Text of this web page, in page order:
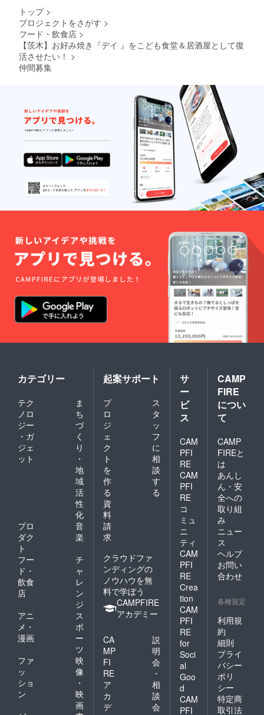
トップ >
プロジェクトをさがす >
フード・飲食店 >
【茨木】お好み焼き『デイ 』をこども食堂＆居酒屋として復
活させたい！ >
仲間募集
カテゴリー
テク
ノロ
ジー
・ガ
ジェ
ット
ま
ち
づ
く
り
・
地
域
活
性
化
プロ
ダク
ト
音
楽
フー
ド・
飲食
店
チ
ャ
レ
ン
ジ
アニ
メ・
漫画
ス
ポ
ー
ツ
ファ
ッ
ショ
ン
映
像
・
映
画
起案サポート
プ
ロ
ジ
ェ
ク
ト
を
作
る
ス
タ
ッ
フ
に
相
談
す
る
資
料
請
求
クラウドファ
ンディングの
ノウハウを無
料で学ぼう
CAMPFIRE
アカデミー
CA
MP
FI
RE
ア
カ
デ
説
明
会
・
相
談
会
サ
ー
ビ
ス
CAM
PFI
RE
CAM
PFI
RE
コ
ミュ
ニ
ティ
CAM
PFI
RE
Crea
tion
CAM
PFI
RE
for
Soci
al
Goo
d
CAM
PFI
CAMP
FIRE
につい
て
CAMP
FIREと
は
あんし
ん・安
全への
取り組
み
ニュー
ス
ヘルプ
お問い
合わせ
各種規定
利用規
約
細則
プライ
バシー
ポリ
シー
特定商
取引法